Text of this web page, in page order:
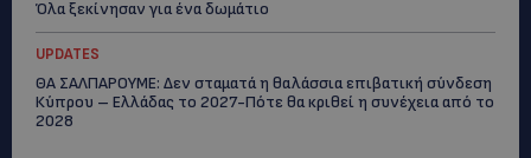
Όλα ξεκίνησαν για ένα δωμάτιο
UPDATES
ΘΑ ΣΑΛΠΑΡΟΥΜΕ: Δεν σταματά η θαλάσσια επιβατική σύνδεση
Κύπρου – Ελλάδας το 2027-Πότε θα κριθεί η συνέχεια από το
2028